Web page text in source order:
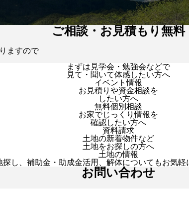
ご相談・お見積もり無料
ますので
まずは見学会・勉強会などで
見て・聞いて体感したい方へ
イベント情報
お見積りや資金相談を
したい方へ
無料個別相談
お家でじっくり情報を
確認したい方へ
資料請求
土地の新着物件など
土地をお探しの方へ
土地の情報
し、補助金・助成金活用、解体についてもお気軽
お問い合わせ